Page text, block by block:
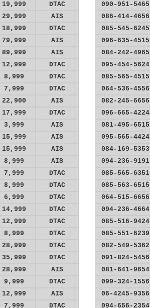
090-951-5465
086-414-4656
085-545-6245
096-635-4515
084-242-4965
095-454-5624
085-565-4515
064-536-4556
082-245-6656
096-665-4224
081-495-6515
095-565-4424
084-169-5353
094-236-9191
085-565-6351
085-563-6515
064-515-6656
094-236-4664
085-516-9424
085-551-6239
082-549-5362
091-824-5456
081-641-9654
099-324-1556
06-4245-9356
094-656-2354
19,999
DTAC
29,999
AIS
18,999
DTAC
79,999
AIS
89,999
AIS
12,999
DTAC
8,999
DTAC
7,999
DTAC
22,900
AIS
17,999
DTAC
3,999
AIS
15,999
AIS
15,999
AIS
8,999
AIS
7,999
DTAC
8,999
DTAC
6,999
DTAC
14,999
DTAC
12,999
DTAC
8,999
DTAC
28,999
DTAC
35,999
DTAC
28,999
AIS
9,999
DTAC
12,999
AIS
7,999 DTAC